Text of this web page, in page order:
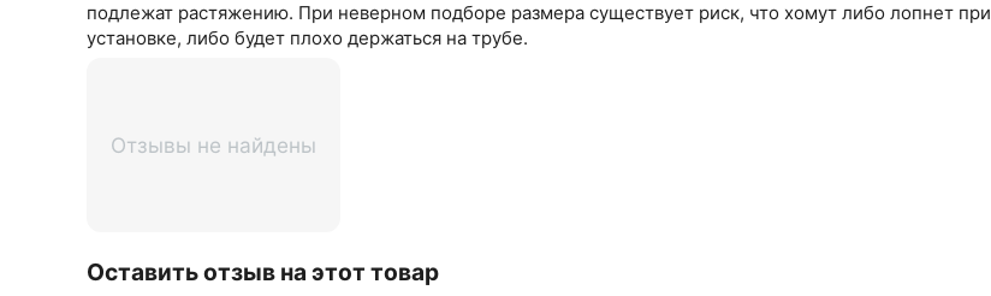
подлежат растяжению. При неверном подборе размера существует риск, что хомут либо лопнет при
установке, либо будет плохо держаться на трубе.
Отзывы не найдены
Оставить отзыв на этот товар